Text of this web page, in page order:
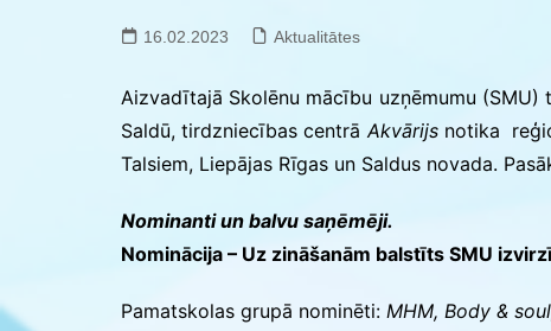
16.02.2023 Aktualitātes
Aizvadītajā Skolēnu mācību uzņēmumu (SMU)
Saldū, tirdzniecības centrāAkvārijsnotika
Talsiem, Liepājas Rīgas un Saldus novada.
Nominanti un balvu saņēmēji.
Nominācija – Uz zināšanām balstīts SMU
Pamatskolas grupā nominēti: MHM, Body &